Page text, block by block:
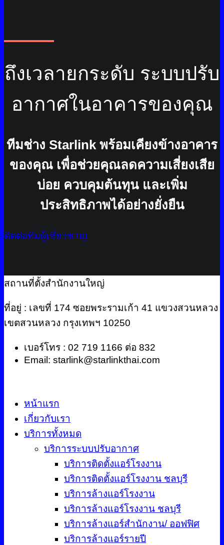
ถึงเวลายกระดับ ระบบปรับ
อากาศในอาคารของคุณ
ทีมช่าง Starlink พร้อมเคียงข้างอาคาร
ของคุณ เพื่อช่วยคุณลดความเสี่ยงเสีย
บ่อย ควบคุมต้นทุน และเพิ่ม
ประสิทธิภาพได้อย่างยั่งยืน
ติดต่อทีมผู้เชี่ยวชาญ
สถานที่ตั้งสำนักงานใหญ่
ที่อยู่ : เลขที่ 174 ซอยพระรามเก้า 41 แขวงสวนหลวง
เขตสวนหลวง กรุงเทพฯ 10250
เบอร์โทร : 02 719 1166 ต่อ 832
Email: starlink@starlinkthai.com
หน้าแรก
เกี่ยวกับเรา
บริการทั้งหมด
บริการระบบปรับอากาศ
บริการติดตั้งแอร์โรงงาน
บริการติดตั้งแอร์โรงงาน ชลบุรี
บริการล้างแอร์โรงงาน
บริการล้างแอร์โรงงาน ชลบุรี
บริการล้างแอร์สำนักงาน/ ออฟฟิศ
บริการล้างแอร์รายปี